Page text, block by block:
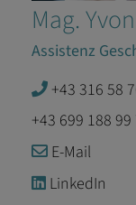
Mag.
Assistenz
+43 316 58
+43 699 188 99
E-Mail
LinkedIn